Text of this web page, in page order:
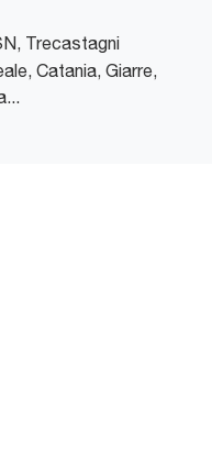
, Trecastagni
Catania, Giarre,